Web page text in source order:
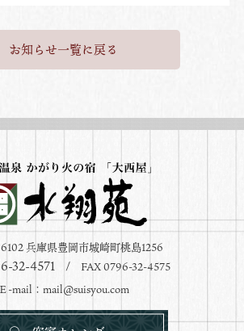
お知らせ一覧に戻る
兵庫県豊岡市城崎町桃島1256
32-4571/ FAX 0796-32-4575
Ｅ-mail： mail@suisyou.com